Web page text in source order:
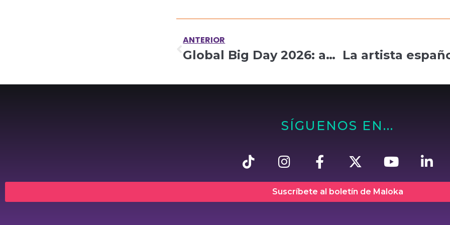
ANTERIOR
Global Big Day 2026: aves y realidad virtual llevan bienestar a niños hospitalizados
SÍGUENOS EN...
Suscríbete al boletín de Maloka